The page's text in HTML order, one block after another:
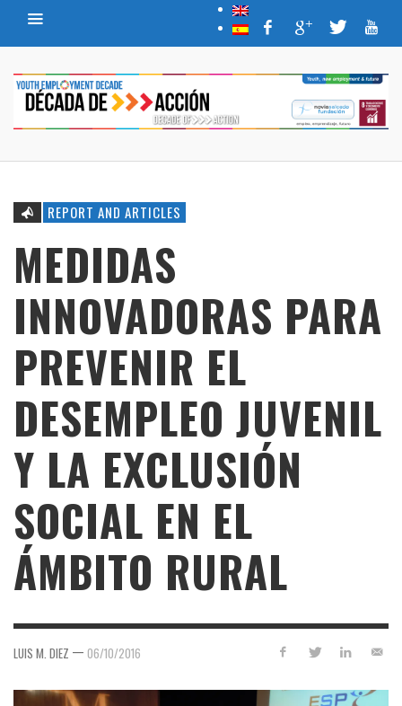
REPORT AND ARTICLES
MEDIDAS
INNOVADORAS PARA
PREVENIR EL
DESEMPLEO JUVENIL
Y LA EXCLUSIÓN
SOCIAL EN EL
ÁMBITO RURAL
LUIS M. DIEZ — 06/10/2016